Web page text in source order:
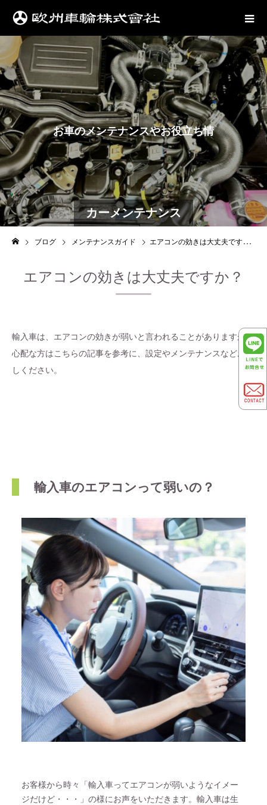
カーメンテナンス
お車のメンテナンスやお役立ち情報はこちら
ブログ メンテナンスガイド エアコンの効きは大丈夫ですか？
エアコンの効きは大丈夫ですか？
輸入車は、エアコンの効きが弱いと言われることがありますが、
心配な方はこちらの記事を参考に、設定やメンテナンスなどお試
しください。
輸入車のエアコンって弱いの？
お客様から時々「輸入車ってエアコンが弱いようなイメー
ジだけど・・・」の様にお声をいただきます。輸入車は生